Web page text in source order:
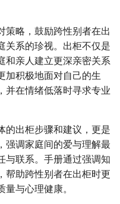
策略，鼓励跨性别者在出
关系的珍视。出柜不仅是
和亲人建立更深亲密关系
加积极地面对自己的生
并在情绪低落时寻求专业
的出柜步骤和建议，更是
强调家庭间的爱与理解最
与联系。手册通过强调知
帮助跨性别者在出柜时更
与心理健康。